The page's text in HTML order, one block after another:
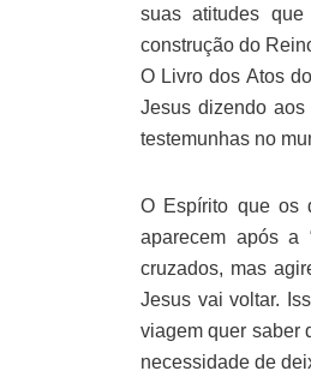
suas atitudes
construção do
O Livro dos Atos
Jesus dizendo
testemunhas no
O Espírito que os
aparecem após a
cruzados, mas
Jesus vai voltar.
viagem quer saber
necessidade de